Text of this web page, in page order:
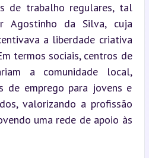
de trabalho regulares, tal
Agostinho da Silva, cuja
a liberdade criativa
termos sociais, centros de
a comunidade local,
de emprego para jovens e
valorizando a profissão
uma rede de apoio às